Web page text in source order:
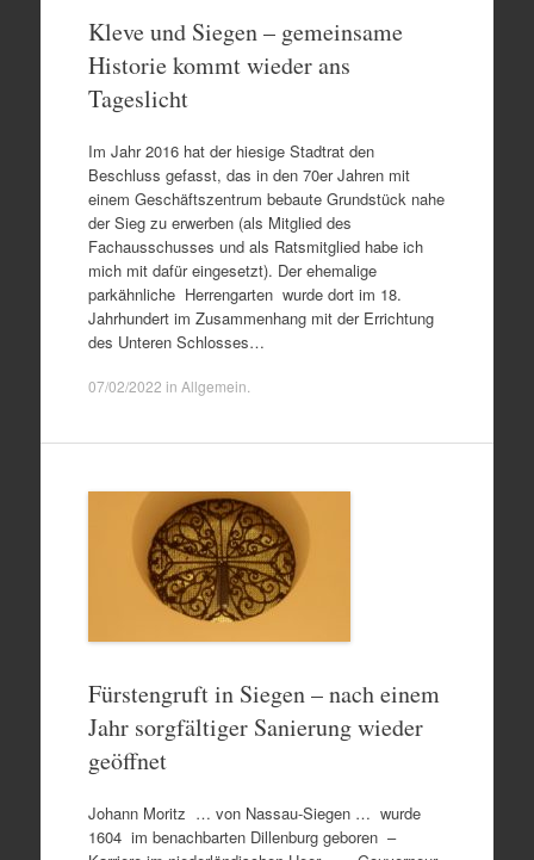
Kleve und Siegen – gemeinsame
Historie kommt wieder ans
Tageslicht
Im Jahr 2016 hat der hiesige Stadtrat den
Beschluss gefasst, das in den 70er Jahren mit
einem Geschäftszentrum bebaute Grundstück nahe
der Sieg zu erwerben (als Mitglied des
Fachausschusses und als Ratsmitglied habe ich
mich mit dafür eingesetzt). Der ehemalige
parkähnliche Herrengarten wurde dort im 18.
Jahrhundert im Zusammenhang mit der Errichtung
des Unteren Schlosses…
07/02/2022 in Allgemein
Fürstengruft in Siegen – nach einem
Jahr sorgfältiger Sanierung wieder
geöffnet
Johann Moritz … von Nassau-Siegen … wurde
1604 im benachbarten Dillenburg geboren –